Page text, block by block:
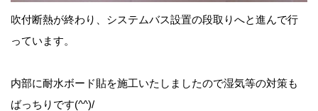
吹付断熱が終わり、システムバス設置の段取りへと進んで行
っています。
内部に耐水ボード貼を施工いたしましたので湿気等の対策も
ばっちりです(^^)/